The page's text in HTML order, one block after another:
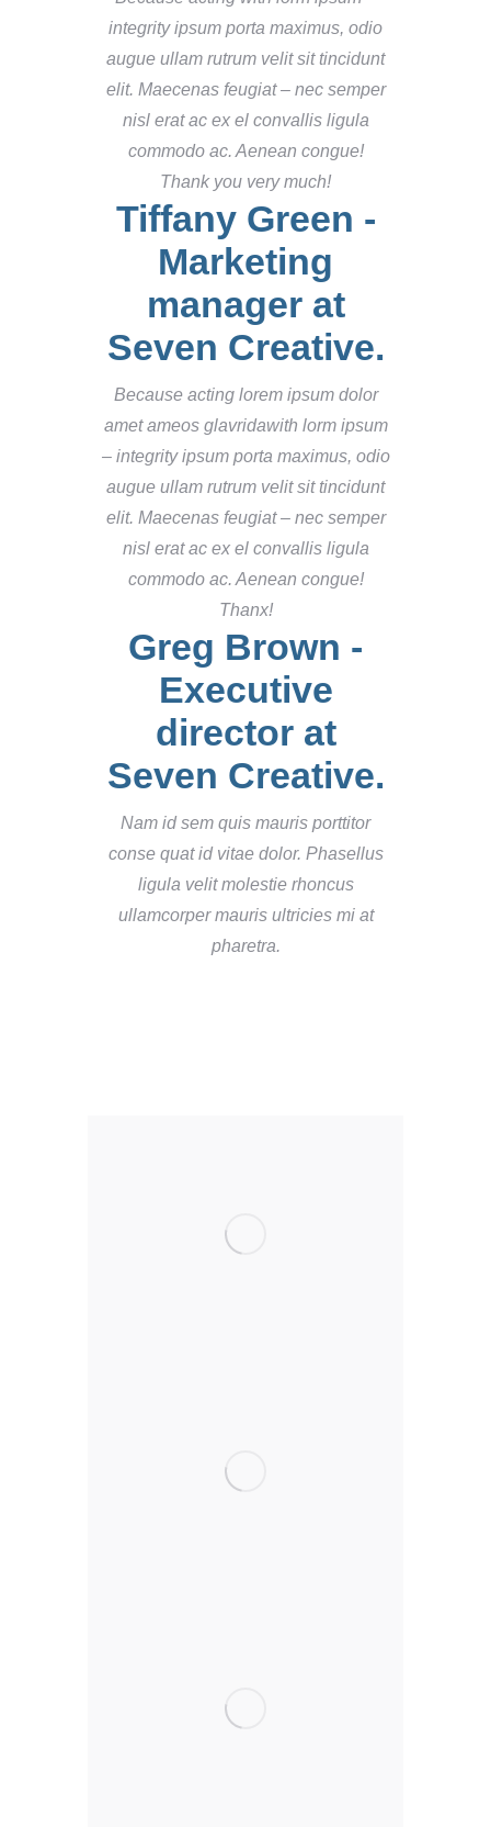
integrity ipsum porta maximus, odio
augue ullam rutrum velit sit tincidunt
elit. Maecenas feugiat – nec semper
nisl erat ac ex el convallis ligula
commodo ac. Aenean congue!
Thank you very much!
Tiffany Green -
Marketing
manager at
Seven Creative.
Because acting lorem ipsum dolor
amet ameos glavridawith lorm ipsum
– integrity ipsum porta maximus, odio
augue ullam rutrum velit sit tincidunt
elit. Maecenas feugiat – nec semper
nisl erat ac ex el convallis ligula
commodo ac. Aenean congue!
Thanx!
Greg Brown -
Executive
director at
Seven Creative.
Nam id sem quis mauris porttitor
conse quat id vitae dolor. Phasellus
ligula velit molestie rhoncus
ullamcorper mauris ultricies mi at
pharetra.